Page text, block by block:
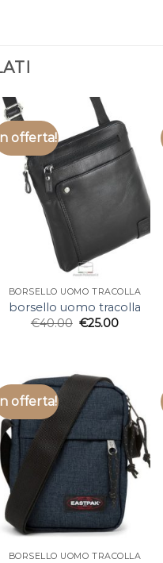
offerta!
BORSELLO UOMO TRACOLLA
borsello uomo tracolla
€40.00 €25.00
offerta!
BORSELLO UOMO TRACOLLA